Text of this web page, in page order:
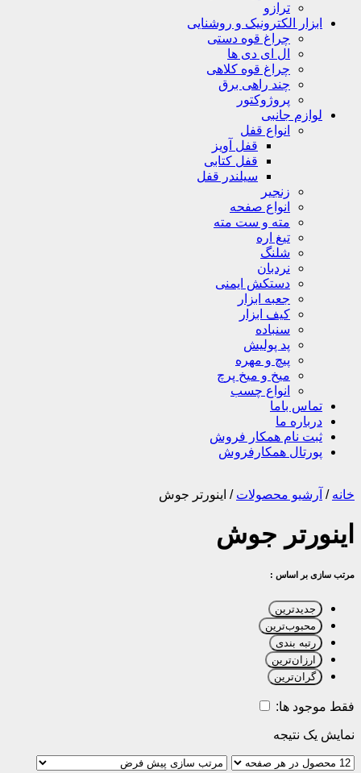
ترازو
ابزار الکترونیک و روشنایی
چراغ قوه دستی
ال ای دی ها
چراغ قوه کلاهی
چند راهی برق
پروژوکتور
لوازم جانبی
انواع قفل
قفل آویز
قفل کتابی
سیلندر قفل
زنجیر
انواع صفحه
مته و ست مته
تیغ اره
شلنگ
نردبان
دستکش ایمنی
جعبه ابزار
کیف ابزار
سنباده
پد پولیش
پیچ و مهره
میخ و میخ پرچ
انواع چسب
تماس باما
درباره ما
ثبت نام همکار فروش
پورتال همکارفروش
خانه / آرشیو محصولات / اینورتر جوش
اینورتر جوش
مرتب سازی بر اساس :
جدیدترین
محبوب‌ترین
رتبه بندی
ارزان‌ترین
گران‌ترین
فقط موجود ها:
نمایش یک نتیجه